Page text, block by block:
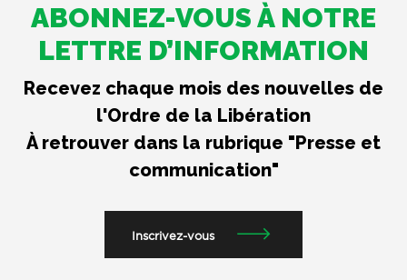
ABONNEZ-VOUS À NOTRE
LETTRE D’INFORMATION
Recevez chaque mois des nouvelles de
l'Ordre de la Libération
À retrouver dans la rubrique "Presse et
communication"
Inscrivez-vous